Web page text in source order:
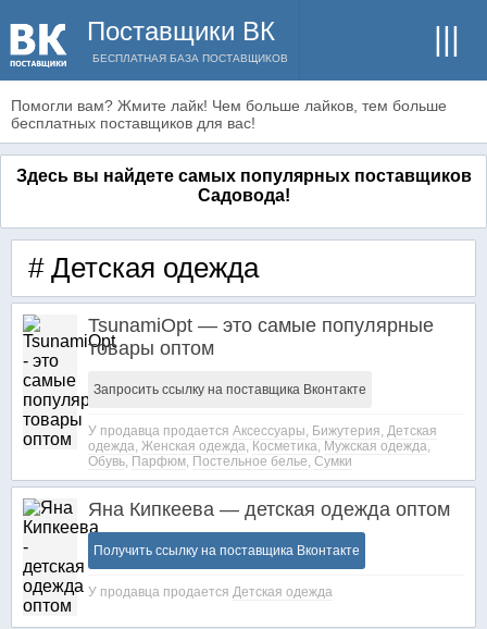
Поставщики ВК
БЕСПЛАТНАЯ БАЗА ПОСТАВЩИКОВ
Помогли вам? Жмите лайк! Чем больше лайков, тем больше
бесплатных поставщиков для вас!
Здесь вы найдете самых популярных поставщиков
Садовода!
# Детская одежда
TsunamiOpt — это самые популярные
товары оптом
Запросить ссылку на поставщика Вконтакте
У продавца продается Аксессуары, Бижутерия, Детская
одежда, Женская одежда, Косметика, Мужская одежда,
Обувь, Парфюм, Постельное белье, Сумки
Яна Кипкеева — детская одежда оптом
Получить ссылку на поставщика Вконтакте
У продавца продается Детская одежда